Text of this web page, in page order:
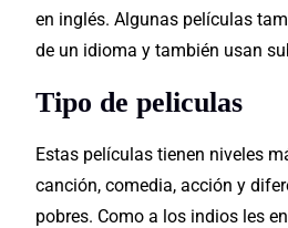
en inglés. Algunas películas
de un idioma y también usan
Tipo de peliculas
Estas películas tienen niveles
canción, comedia, acción y
pobres. Como a los indios les